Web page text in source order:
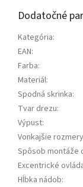
Dodatočné
Kategória:
EAN:
Farba:
Materiál:
Spodná skrinka:
Tvar drezu:
Výpust:
Vonkajšie rozmery
Spôsob montáže
Excentrické
Hĺbka nádob: